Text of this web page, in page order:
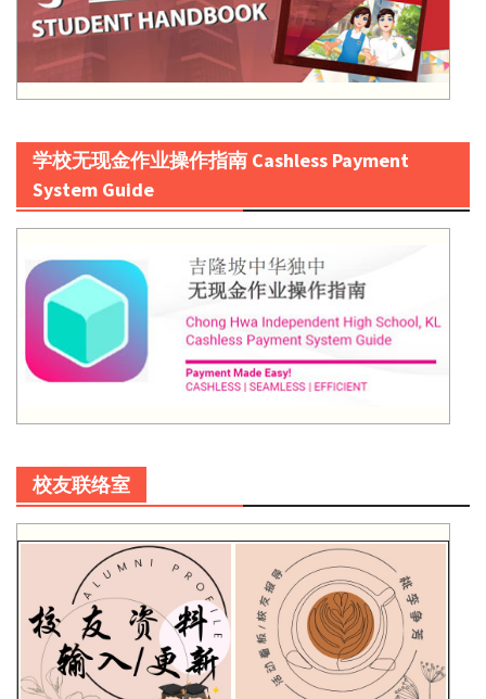
学校无现金作业操作指南 Cashless Payment
System Guide
校友联络室